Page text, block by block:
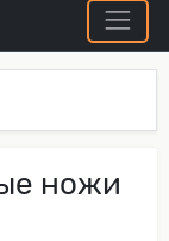
ножи